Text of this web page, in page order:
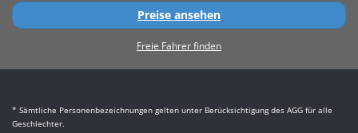
Preise ansehen
Freie Fahrer finden
* Sämtliche Personenbezeichnungen gelten unter Berücksichtigung des AGG für alle
Geschlechter.